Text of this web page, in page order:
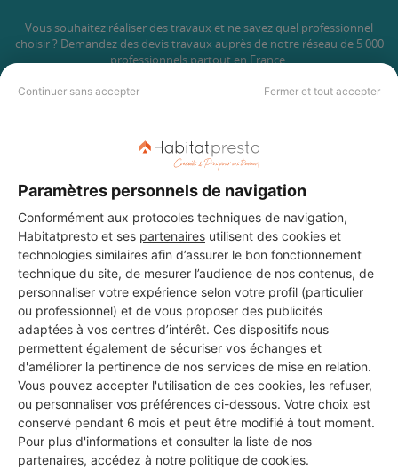
Continuer sans accepter Fermer et tout accepter
Paramètres personnels de navigation
Conformément aux protocoles techniques de navigation,
Habitatpresto et ses partenaires utilisent des cookies et
technologies similaires afin d’assurer le bon fonctionnement
technique du site, de mesurer l’audience de nos contenus, de
personnaliser votre expérience selon votre profil (particulier
ou professionnel) et de vous proposer des publicités
adaptées à vos centres d’intérêt. Ces dispositifs nous
permettent également de sécuriser vos échanges et
d'améliorer la pertinence de nos services de mise en relation.
Vous pouvez accepter l'utilisation de ces cookies, les refuser,
ou personnaliser vos préférences ci-dessous. Votre choix est
conservé pendant 6 mois et peut être modifié à tout moment.
Pour plus d'informations et consulter la liste de nos
partenaires, accédez à notre politique de cookies.
Vous souhaitez réaliser des travaux et ne savez quel professionnel
choisir ? Demandez des devis travaux auprès de notre réseau de 5 000
professionnels partout en France.
DEMANDER UN DEVIS